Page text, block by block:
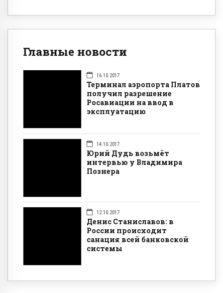
Главные новости
16.10.2017
Терминал аэропорта Платов
получил разрешение
Росавиации на ввод в
эксплуатацию
14.10.2017
Юрий Дудь возьмёт
интервью у Владимира
Познера
12.10.2017
Денис Станиславов: в
России происходит
санация всей банковской
системы